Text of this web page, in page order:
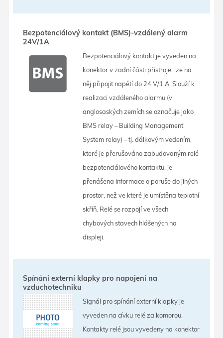
Bezpotenciálový kontakt (BMS)-vzdálený alarm
24V/1A
Bezpotenciálový kontakt je vyveden na
konektor v zadní části přístroje, lze na
něj připojit napětí do 24 V/1 A. Slouží k
realizaci vzdáleného alarmu (v
anglosaských zemích se označuje jako
BMS relay – Building Management
System relay) – tj. dálkovým vedením,
které je přerušováno zabudovaným relé
bezpotenciálového kontaktu, je
přenášena informace o poruše do jiných
prostor, než ve které je umístěna teplotní
skříň. Relé se rozpojí ve všech
chybových stavech hlášených na
displeji.
Spínání externí klapky pro napojení na
vzduchotechniku
Signál pro spínání externí klapky je
vyveden na cívku relé za komorou.
Kontakty relé jsou vyvedeny na konektor